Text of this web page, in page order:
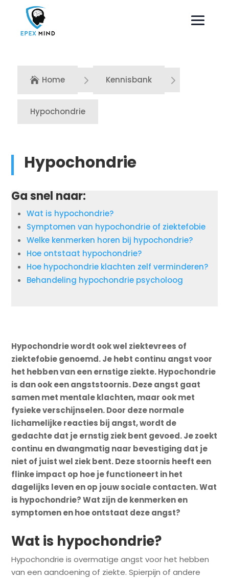
 Home 5 Kennisbank 5
Hypochondrie
Hypochondrie
Ga snel naar:
Wat is hypochondrie?
Symptomen van hypochondrie of ziektefobie
Welke kenmerken horen bij hypochondrie?
Hoe ontstaat hypochondrie?
Hoe hypochondrie klachten zelf verminderen?
Behandeling hypochondrie psycholoog
Hypochondrie wordt ook wel ziektevrees of
ziektefobie genoemd. Je hebt continu angst voor
het hebben van een ernstige ziekte. Hypochondrie
is dan ook een angststoornis. Deze angst gaat
samen met mentale klachten, maar ook met
fysieke verschijnselen. Door deze normale
lichamelijke reacties bij angst, wordt de
gedachte dat je ernstig ziek bent gevoed. Je zoekt
continu en dwangmatig naar bevestiging dat je
niet of juist wel ziek bent. Deze stoornis heeft een
flinke impact op hoe je functioneert in het
dagelijks leven en op jouw sociale contacten. Wat
is hypochondrie? Wat zijn de kenmerken en
symptomen en hoe ontstaat deze angst?
Wat is hypochondrie?
Hypochondrie is overmatige angst voor het hebben
van een aandoening of ziekte. Spierpijn of andere